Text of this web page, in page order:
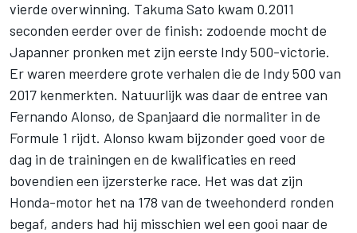
vierde overwinning. Takuma Sato kwam 0.2011
seconden eerder over de finish: zodoende mocht de
Japanner pronken met zijn eerste Indy 500-victorie.
Er waren meerdere grote verhalen die de Indy 500 van
2017 kenmerkten. Natuurlijk was daar de entree van
Fernando Alonso, de Spanjaard die normaliter in de
Formule 1 rijdt. Alonso kwam bijzonder goed voor de
dag in de trainingen en de kwalificaties en reed
bovendien een ijzersterke race. Het was dat zijn
Honda-motor het na 178 van de tweehonderd ronden
begaf, anders had hij misschien wel een gooi naar de